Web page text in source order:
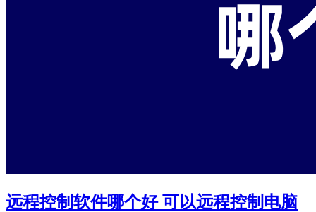
远程控制软件哪个好 可以远程控制电脑